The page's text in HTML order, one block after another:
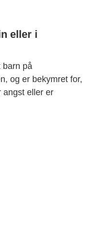
eller i
barn på
og er bekymret for,
angst eller er